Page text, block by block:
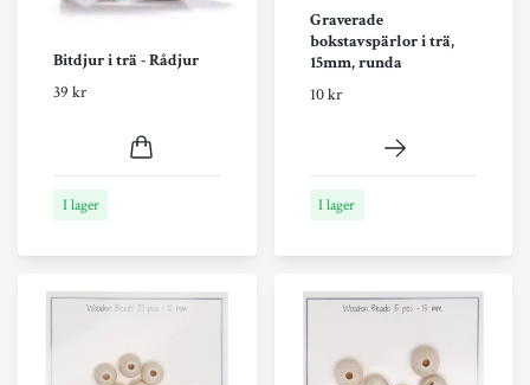
Bitdjur i trä - Rådjur
39 kr
I lager
Graverade
bokstavspärlor i trä,
15mm, runda
10 kr
I lager